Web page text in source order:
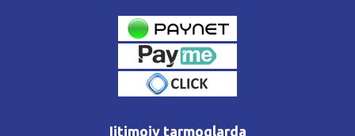
Ijtimoiy tarmoqlarda